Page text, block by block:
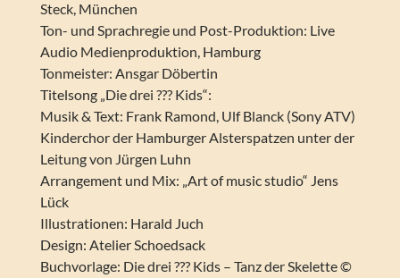
Steck, München
Ton- und Sprachregie und Post-Produktion: Live
Audio Medienproduktion, Hamburg
Tonmeister: Ansgar Döbertin
Titelsong „Die drei ??? Kids“:
Musik & Text: Frank Ramond, Ulf Blanck (Sony ATV)
Kinderchor der Hamburger Alsterspatzen unter der
Leitung von Jürgen Luhn
Arrangement und Mix: „Art of music studio“ Jens
Lück
Illustrationen: Harald Juch
Design: Atelier Schoedsack
Buchvorlage: Die drei ??? Kids – Tanz der Skelette ©